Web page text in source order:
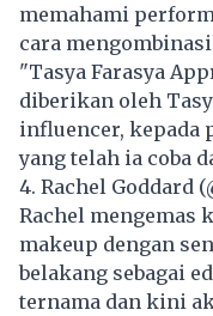
memahami
cara
"Tasya Farasya
diberikan oleh
influencer, kepada
yang telah ia coba
4. Rachel Goddard
Rachel mengemas
makeup dengan
belakang sebagai
ternama dan kini